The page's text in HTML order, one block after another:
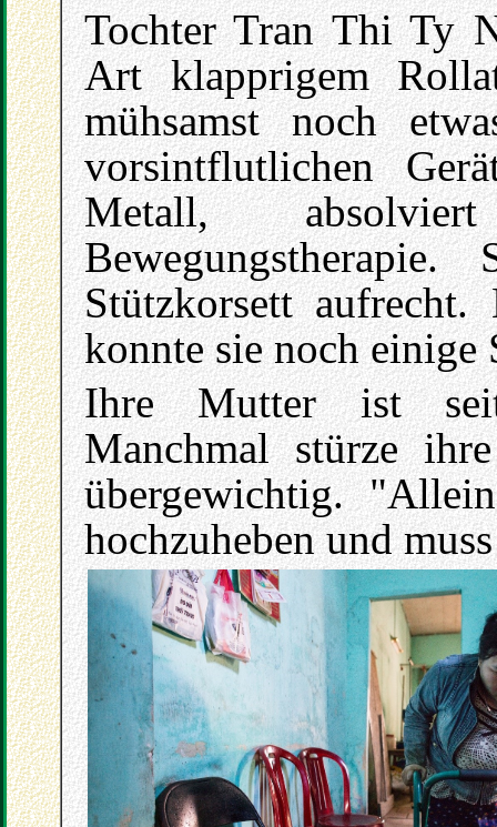
Tochter Tran Thi Ty
Art klapprigem
mühsamst noch
vorsintflutlichen
Metall,
Stützkorsett
konnte sie noch einige
Ihre Mutter ist
Manchmal stürze
übergewichtig.
hochzuheben und